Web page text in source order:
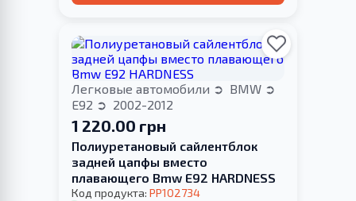
Легковые автомобили
BMW
E92
2002-2012
1 220.00 грн
Полиуретановый сайлентблок
задней цапфы вместо
плавающего Bmw E92 HARDNESS
Код продукта: PP102734